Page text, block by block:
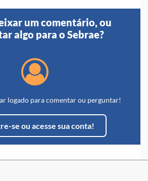
um comentário, ou
algo para o Sebrae?
logado para comentar ou perguntar!
se ou acesse sua conta!